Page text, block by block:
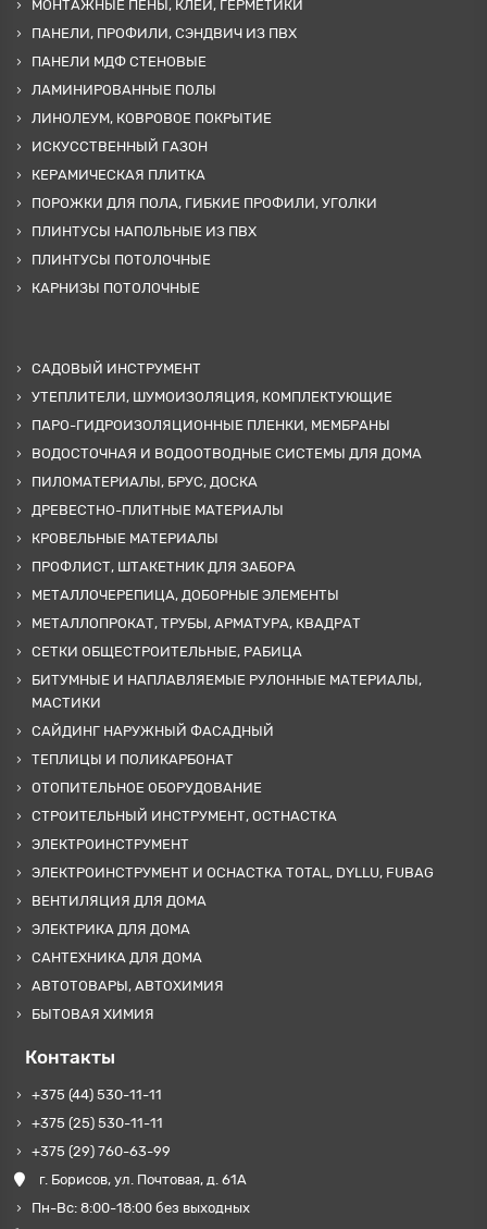
МОНТАЖНЫЕ ПЕНЫ, КЛЕИ, ГЕРМЕТИКИ
ПАНЕЛИ, ПРОФИЛИ, СЭНДВИЧ ИЗ ПВХ
ПАНЕЛИ МДФ СТЕНОВЫЕ
ЛАМИНИРОВАННЫЕ ПОЛЫ
ЛИНОЛЕУМ, КОВРОВОЕ ПОКРЫТИЕ
ИСКУССТВЕННЫЙ ГАЗОН
КЕРАМИЧЕСКАЯ ПЛИТКА
ПОРОЖКИ ДЛЯ ПОЛА, ГИБКИЕ ПРОФИЛИ, УГОЛКИ
ПЛИНТУСЫ НАПОЛЬНЫЕ ИЗ ПВХ
ПЛИНТУСЫ ПОТОЛОЧНЫЕ
КАРНИЗЫ ПОТОЛОЧНЫЕ
САДОВЫЙ ИНСТРУМЕНТ
УТЕПЛИТЕЛИ, ШУМОИЗОЛЯЦИЯ, КОМПЛЕКТУЮЩИЕ
ПАРО-ГИДРОИЗОЛЯЦИОННЫЕ ПЛЕНКИ, МЕМБРАНЫ
ВОДОСТОЧНАЯ И ВОДООТВОДНЫЕ СИСТЕМЫ ДЛЯ ДОМА
ПИЛОМАТЕРИАЛЫ, БРУС, ДОСКА
ДРЕВЕСТНО-ПЛИТНЫЕ МАТЕРИАЛЫ
КРОВЕЛЬНЫЕ МАТЕРИАЛЫ
ПРОФЛИСТ, ШТАКЕТНИК ДЛЯ ЗАБОРА
МЕТАЛЛОЧЕРЕПИЦА, ДОБОРНЫЕ ЭЛЕМЕНТЫ
МЕТАЛЛОПРОКАТ, ТРУБЫ, АРМАТУРА, КВАДРАТ
СЕТКИ ОБЩЕСТРОИТЕЛЬНЫЕ, РАБИЦА
БИТУМНЫЕ И НАПЛАВЛЯЕМЫЕ РУЛОННЫЕ МАТЕРИАЛЫ,
МАСТИКИ
САЙДИНГ НАРУЖНЫЙ ФАСАДНЫЙ
ТЕПЛИЦЫ И ПОЛИКАРБОНАТ
ОТОПИТЕЛЬНОЕ ОБОРУДОВАНИЕ
СТРОИТЕЛЬНЫЙ ИНСТРУМЕНТ, ОСТНАСТКА
ЭЛЕКТРОИНСТРУМЕНТ
ЭЛЕКТРОИНСТРУМЕНТ И ОСНАСТКА TOTAL, DYLLU, FUBAG
ВЕНТИЛЯЦИЯ ДЛЯ ДОМА
ЭЛЕКТРИКА ДЛЯ ДОМА
САНТЕХНИКА ДЛЯ ДОМА
АВТОТОВАРЫ, АВТОХИМИЯ
БЫТОВАЯ ХИМИЯ
Контакты
+375 (44) 530-11-11
+375 (25) 530-11-11
+375 (29) 760-63-99
г. Борисов, ул. Почтовая, д. 61А
Пн-Вс: 8:00-18:00 без выходных